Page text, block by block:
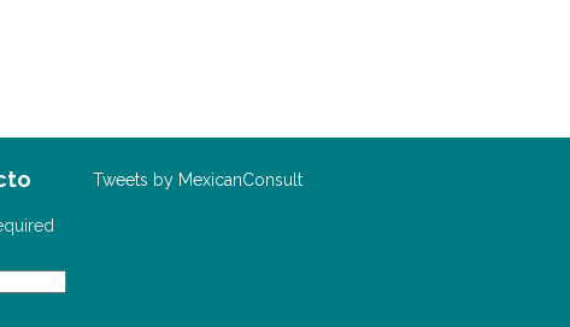
Tweets by MexicanConsult